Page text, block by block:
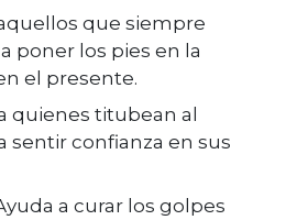
que siempre
poner los pies en la
el presente.
quienes titubean al
sentir confianza en sus
a curar los golpes